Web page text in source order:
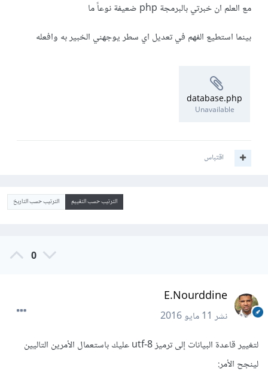
مع العلم ان خبرتي بالبرمجة php ضعيفة نوعاً ما
بينما استطيع الفهم في تعديل اي سطر يوجهني الخبير به وافعله
database.php
Unavailable
اقتباس
الترتيب حسب التقييم الترتيب حسب التاريخ
0
E.Nourddine
نشر11 مايو 2016
لتغيير قاعدة البيانات إلى ترميز utf-8 عليك باستعمال الأمرين التاليين
لينجح الأمر: